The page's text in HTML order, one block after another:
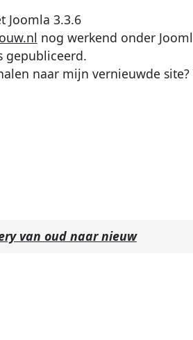
Joomla 3.3.6
nog werkend onder
gepubliceerd.
naar mijn vernieuwde
van oud naar nieuw